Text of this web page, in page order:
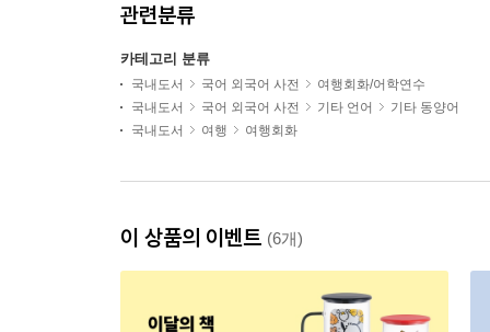
관련분류
카테고리 분류
국내도서 국어 외국어 사전
여행회화/어학연수
국내도서
국어 외국어 사전 기타 언어
기타 동양어
국내도서
여행 여행회화
이 상품의 이벤트 (6개)